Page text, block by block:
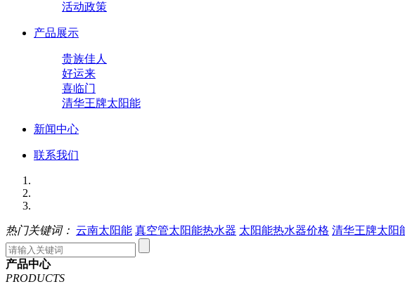
活动政策
产品展示
贵族佳人
好运来
喜临门
清华王牌太阳能
新闻中心
联系我们
热门关键词： 云南太阳能 真空管太阳能热水器 太阳能热水器价格 清华王牌太阳
产品中心
PRODUCTS